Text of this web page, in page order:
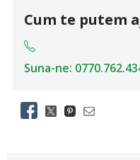
Cum te putem
Suna-ne: